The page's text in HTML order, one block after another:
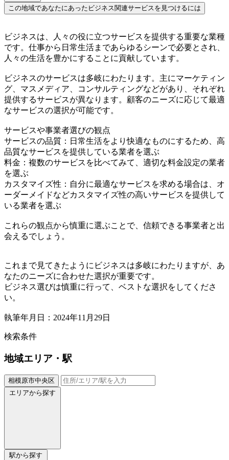
この地域であなたにあったビジネス関連サービスを見つけるには
ビジネスは、人々の役に立つサービスを提供する重要な業種
です。仕事から日常生活まであらゆるシーンで必要とされ、
人々の生活を豊かにすることに貢献しています。
ビジネスのサービスは多岐にわたります。主にマーケティン
グ、マスメディア、コンサルティングなどがあり、それぞれ
提供するサービスが異なります。顧客のニーズに応じて最適
なサービスの選択が可能です。
サービスや事業者選びの観点
サービスの品質：日常生活をより快適なものにするため、高
品質なサービスを提供している業者を選ぶ
料金：複数のサービスを比べてみて、適切な料金設定の業者
を選ぶ
カスタマイズ性：自分に最適なサービスを求める場合は、オ
ーダーメイドなどカスタマイズ性の高いサービスを提供して
いる業者を選ぶ
これらの観点から慎重に選ぶことで、信頼できる事業者と出
会えるでしょう。
これまで見てきたようにビジネスは多岐にわたりますが、あ
なたのニーズに合わせた選択が重要です。
ビジネス選びは慎重に行って、ベストな選択をしてくださ
い。
執筆年月日：2024年11月29日
検索条件
地域エリア・駅
相模原市中央区
エリアから探す
駅から探す